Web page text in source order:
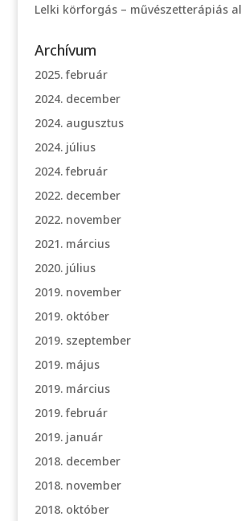
Lelki körforgás – művészetterápiás
Archívum
2025. február
2024. december
2024. augusztus
2024. július
2024. február
2022. december
2022. november
2021. március
2020. július
2019. november
2019. október
2019. szeptember
2019. május
2019. március
2019. február
2019. január
2018. december
2018. november
2018. október